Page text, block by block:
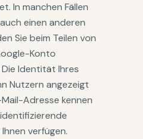
In manchen Fällen
einen anderen
Sie beim Teilen von
Konto
Identität Ihres
Nutzern angezeigt
Adresse kennen
verfügen.